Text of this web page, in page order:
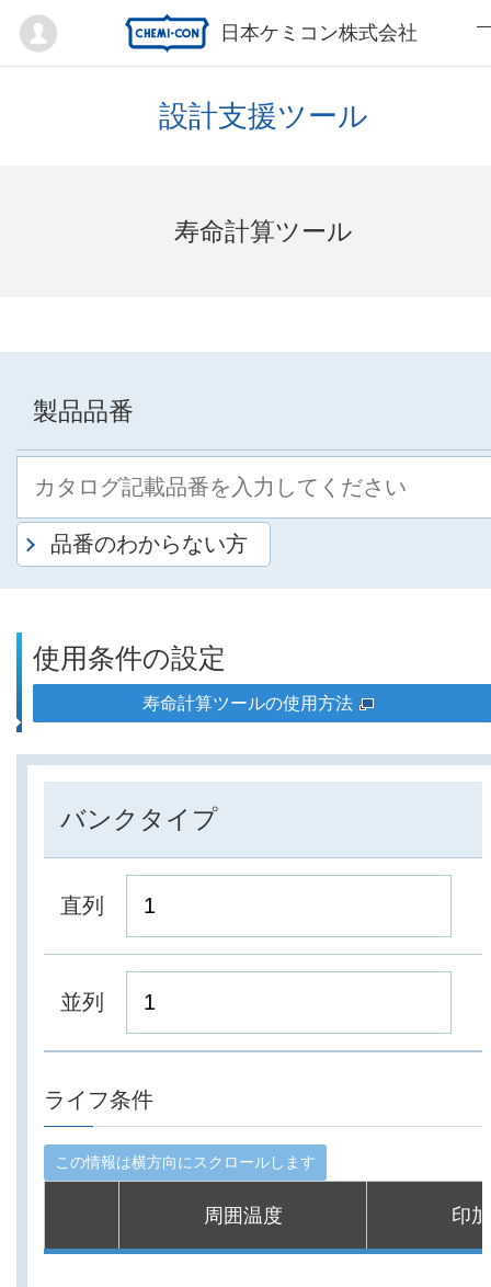
日本ケミコン株式会社
Mypage
設計支援ツール
寿命計算ツール
製品品番
品番のわからない方
使用条件の設定
寿命計算ツールの使用方法
バンクタイプ
直列
並列
ライフ条件
周囲温度 印